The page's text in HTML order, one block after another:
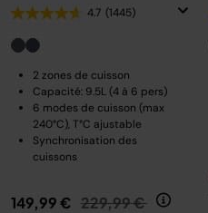
4.7 (1445)
2 zones de cuisson
Capacité: 9.5L (4 à 6 pers)
6 modes de cuisson (max
240°C), T°C ajustable
Synchronisation des
cuissons
149,99 € Prix réduit de
229,99 € au